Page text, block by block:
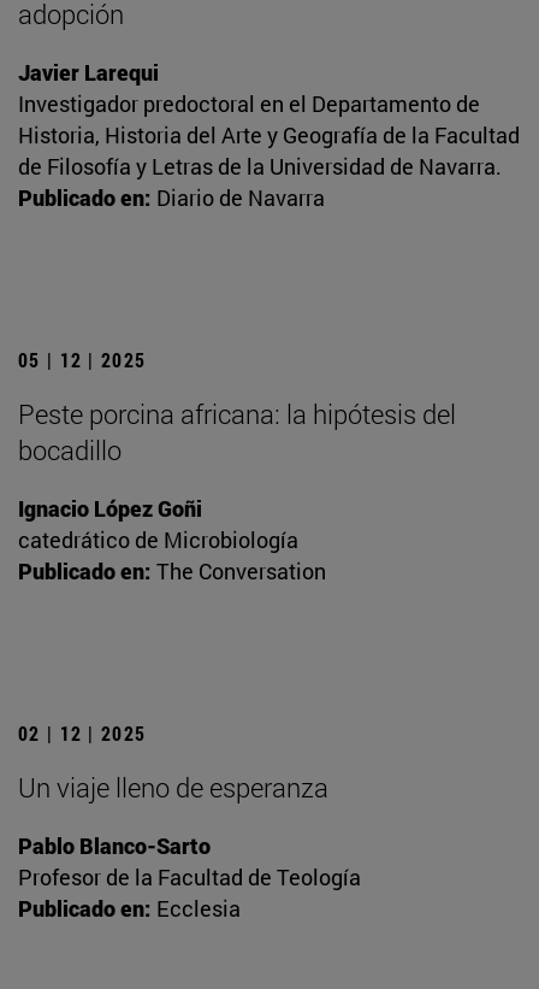
adopción
Javier Larequi
Investigador predoctoral en el Departamento de
Historia, Historia del Arte y Geografía de la Facultad
de Filosofía y Letras de la Universidad de Navarra.
Publicado en: Diario de Navarra
05 | 12 | 2025
Peste porcina africana: la hipótesis del
bocadillo
Ignacio López Goñi
catedrático de Microbiología
Publicado en: The Conversation
02 | 12 | 2025
Un viaje lleno de esperanza
Pablo Blanco-Sarto
Profesor de la Facultad de Teología
Publicado en: Ecclesia